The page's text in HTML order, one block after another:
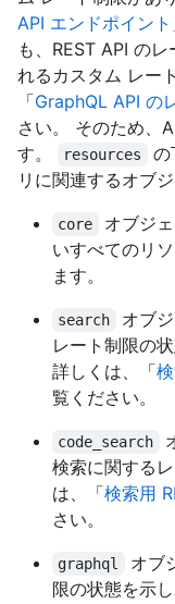
API エンドポイント
も、REST API の
れるカスタム レー
「GraphQL API の
さい。 そのため、
す。
resources
の
リに関連するオブ
core
オブジ
いすべてのリ
ます。
search
オブ
レート制限の
詳しくは、「
覧ください。
code_search
検索に関する
は、「検索用
さい。
graphql
オブ
限の状態を示し